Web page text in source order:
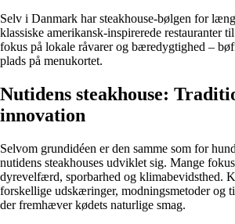
Selv i Danmark har steakhouse-bølgen for
klassiske amerikansk-inspirerede restauranter
fokus på lokale råvarer og bæredygtighed –
plads på menukortet.
Nutidens steakhouse:
innovation
Selvom grundidéen er den samme som for
nutidens steakhouses udviklet sig. Mange
dyrevelfærd, sporbarhed og klimabevidsthed.
forskellige udskæringer, modningsmetoder og
der fremhæver kødets naturlige smag.